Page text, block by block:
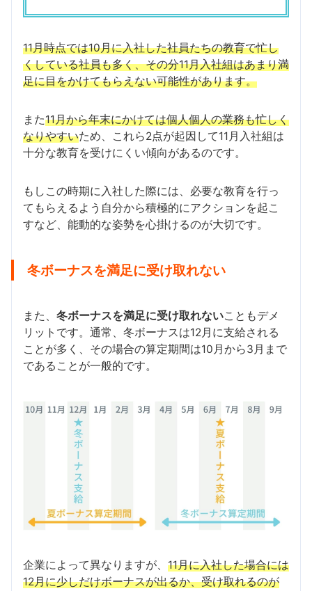
11月時点では10月に入社した社員たちの教育で忙し
くしている社員も多く、その分11月入社組はあまり満
足に目をかけてもらえない可能性があります。
また11月から年末にかけては個人個人の業務も忙しく
なりやすいため、これら2点が起因して11月入社組は
十分な教育を受けにくい傾向があるのです。
もしこの時期に入社した際には、必要な教育を行っ
てもらえるよう自分から積極的にアクションを起こ
すなど、能動的な姿勢を心掛けるのが大切です。
冬ボーナスを満足に受け取れない
また、 冬ボーナスを満足に受け取れないこともデメ
リットです。通常、冬ボーナスは12月に支給される
ことが多く、その場合の算定期間は10月から3月まで
であることが一般的です。
企業によって異なりますが、 11月に入社した場合には
12月に少しだけボーナスが出るか、受け取れるのが